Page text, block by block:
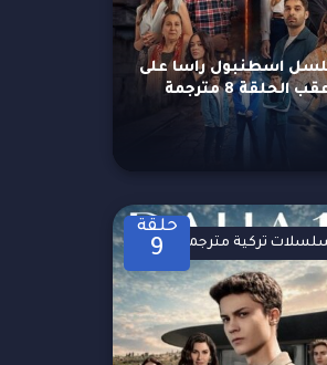
اسطنبول راسا على
الحلقة 8 مترجمة
حلقة
9 تركية مترجمة